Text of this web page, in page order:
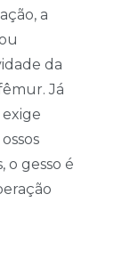
a
da
Já
o gesso é